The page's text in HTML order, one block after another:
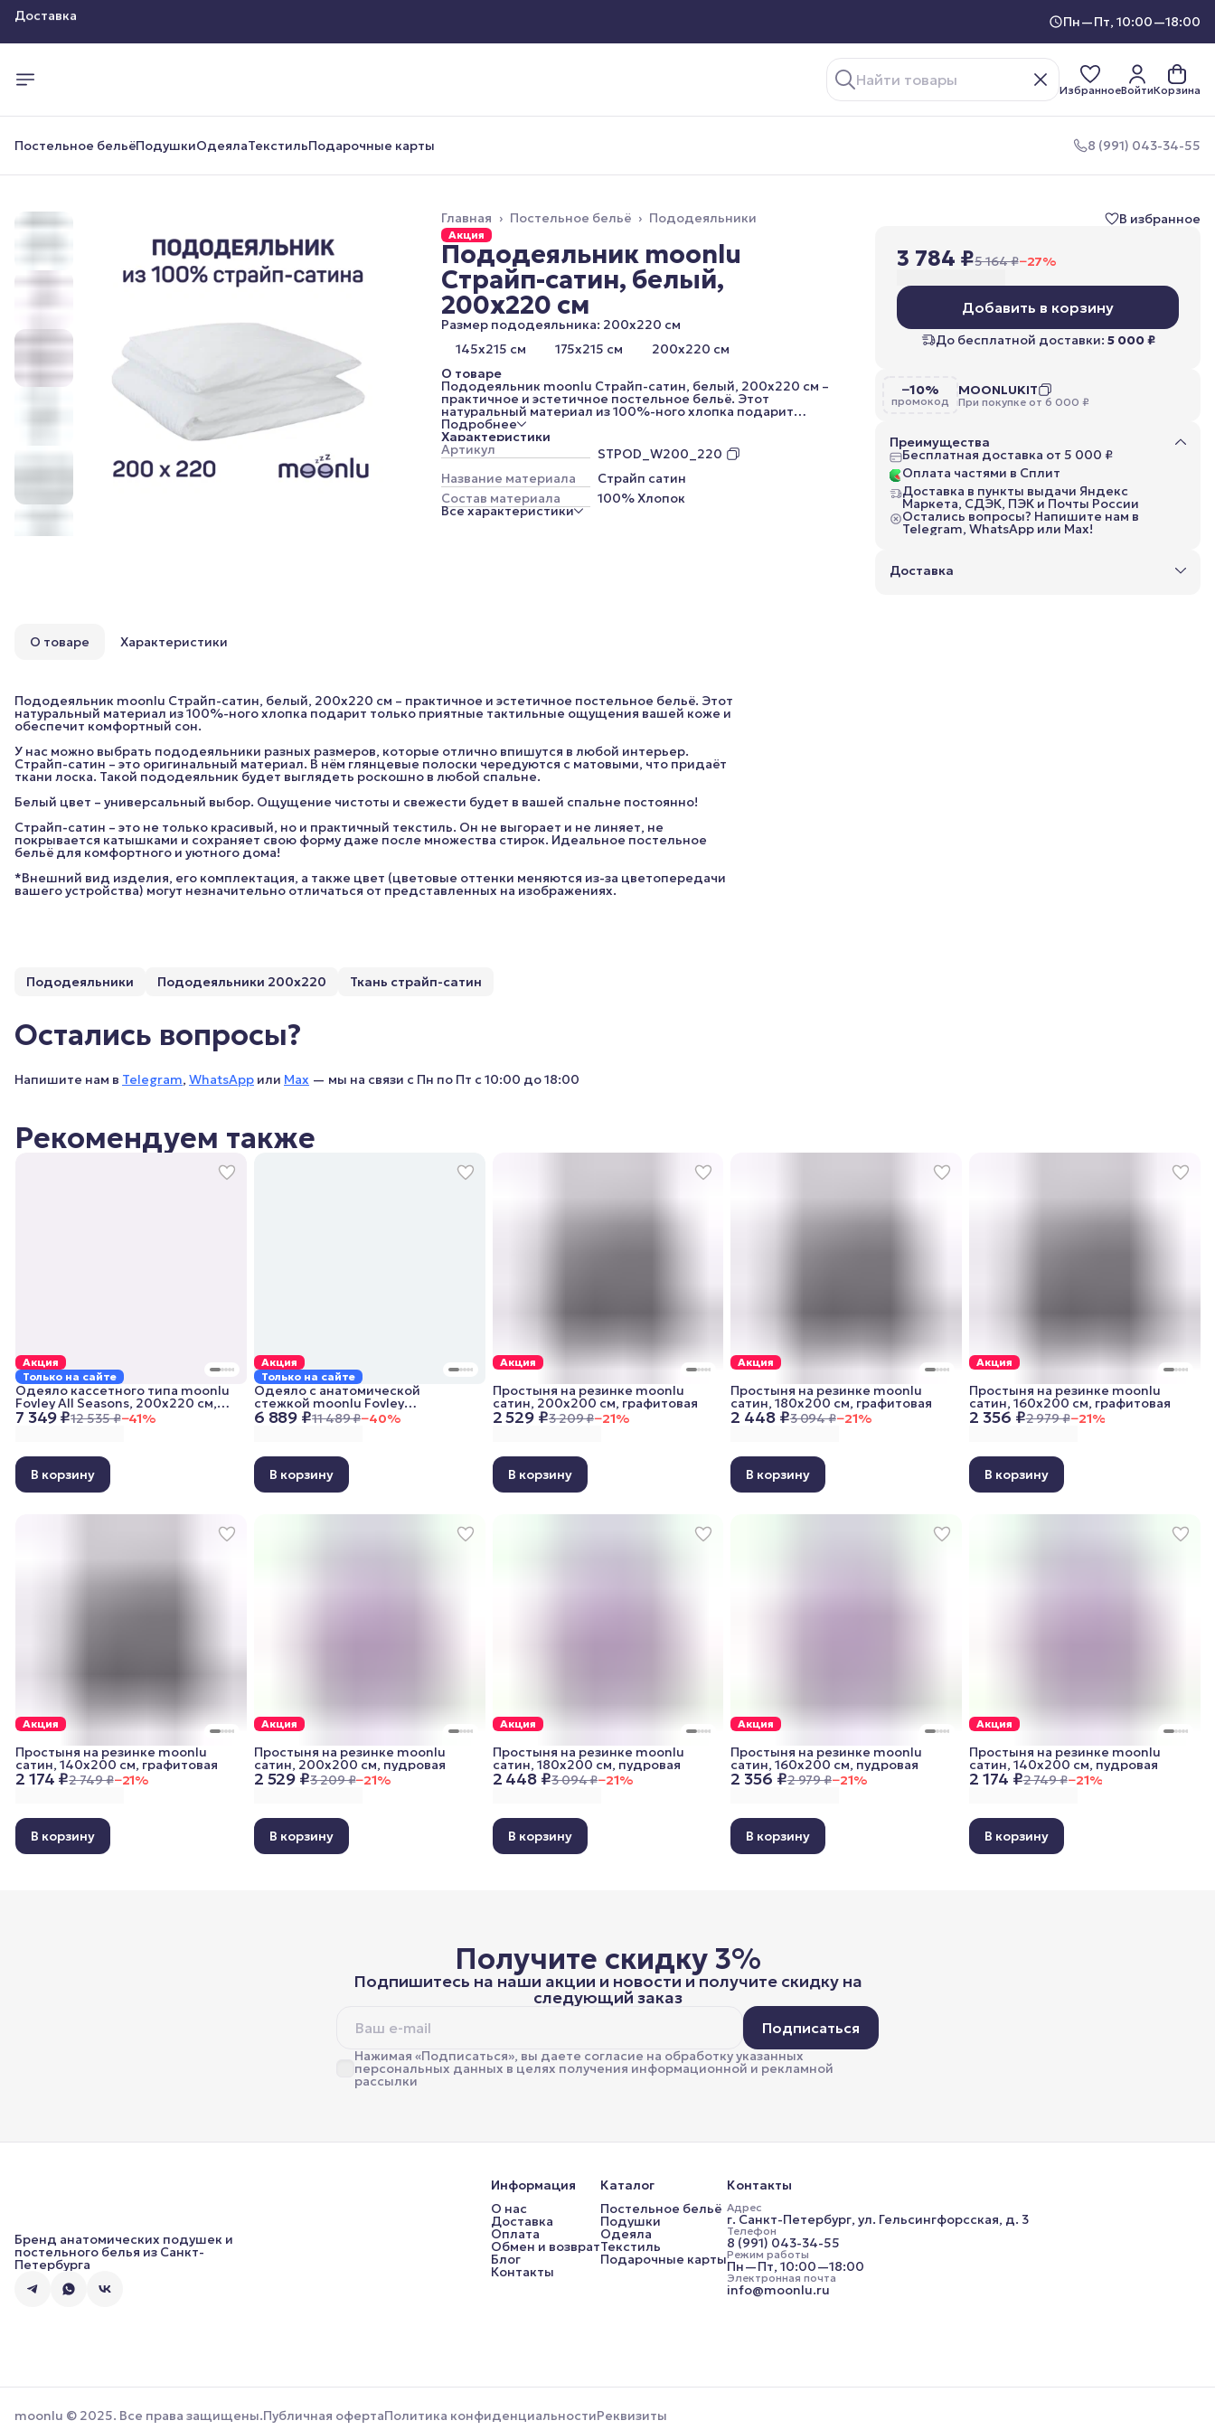
Оплата
Доставка
Пн—Пт, 10:00—18:00
ИзбранноеВойтиКорзина
Постельное бельёПодушкиОдеялаТекстильПодарочные карты 8 (991) 043-34-55
Пододеяльники
Постельное бельё ›
Главная ›
Акция
Пододеяльник moonlu
Cтрайп-сатин, белый,
200x220 см
Размер пододеяльника: 200x220 см
145x215 см
175x215 см
200x220 см
О товаре
Пододеяльник moonlu Cтрайп-сатин, белый, 200x220 см –
практичное и эстетичное постельное бельё. Этот
натуральный материал из 100%-ного хлопка подарит
только приятные тактильные ощущения вашей коже и
обеспечит комфортный сон.
У нас можно выбрать пододеяльники разных размеров,
которые отлично впишутся в любой интерьер. Страйп-
сатин – это оригинальный материал. В нём глянцевые
полоски чередуются с матовыми, что придаёт ткани лоска.
Такой пододеяльник будет выглядеть роскошно в любой
спальне.
Подробнее
Характеристики
Артикул
STPOD_W200_220
Название материала
Страйп сатин
Состав материала
100% Хлопок
Все характеристики
В избранное
3 784 ₽5 164 ₽−27%
Добавить в корзину
До бесплатной доставки: 5 000 ₽
−10%
промокод
MOONLUKIT
При покупке от 6 000 ₽
Преимущества
Бесплатная доставка от 5 000 ₽
Оплата частями в Сплит
Доставка в пункты выдачи Яндекс
Маркета, СДЭК, ПЭК и Почты России
Остались вопросы? Напишите нам в
Telegram, WhatsApp или Max!
Доставка
О товаре Характеристики
Пододеяльник moonlu Cтрайп-сатин, белый, 200x220 см – практичное и эстетичное постельное бельё. Этот
натуральный материал из 100%-ного хлопка подарит только приятные тактильные ощущения вашей коже и
обеспечит комфортный сон.
У нас можно выбрать пододеяльники разных размеров, которые отлично впишутся в любой интерьер.
Страйп-сатин – это оригинальный материал. В нём глянцевые полоски чередуются с матовыми, что придаёт
ткани лоска. Такой пододеяльник будет выглядеть роскошно в любой спальне.
Белый цвет – универсальный выбор. Ощущение чистоты и свежести будет в вашей спальне постоянно!
Страйп-сатин – это не только красивый, но и практичный текстиль. Он не выгорает и не линяет, не
покрывается катышками и сохраняет свою форму даже после множества стирок. Идеальное постельное
бельё для комфортного и уютного дома!
*Внешний вид изделия, его комплектация, а также цвет (цветовые оттенки меняются из-за цветопередачи
вашего устройства) могут незначительно отличаться от представленных на изображениях.
Пододеяльники Пододеяльники 200х220 Ткань страйп-сатин
Остались вопросы?
Напишите нам в Telegram, WhatsApp или Max — мы на связи с Пн по Пт с 10:00 до 18:00
Рекомендуем также
Акция
Только на сайте
7 349 ₽12 535 ₽−41%
Одеяло кассетного типа moonlu
Fovley All Seasons, 200x220 см,
всесезонное
В корзину
Акция
Только на сайте
6 889 ₽11 489 ₽−40%
Одеяло с анатомической
стежкой moonlu Fovley
Lightweight, 200x220 см,
облегченное
В корзину
Акция
2 529 ₽3 209 ₽−21%
Простыня на резинке moonlu
сатин, 200x200 см, графитовая
В корзину
Акция
2 448 ₽3 094 ₽−21%
Простыня на резинке moonlu
сатин, 180x200 см, графитовая
В корзину
Акция
2 356 ₽2 979 ₽−21%
Простыня на резинке moonlu
сатин, 160x200 см, графитовая
В корзину
Акция
2 174 ₽2 749 ₽−21%
Простыня на резинке moonlu
сатин, 140x200 см, графитовая
В корзину
Акция
2 529 ₽3 209 ₽−21%
Простыня на резинке moonlu
сатин, 200x200 см, пудровая
В корзину
Акция
2 448 ₽3 094 ₽−21%
Простыня на резинке moonlu
сатин, 180x200 см, пудровая
В корзину
Акция
2 356 ₽2 979 ₽−21%
Простыня на резинке moonlu
сатин, 160x200 см, пудровая
В корзину
Акция
2 174 ₽2 749 ₽−21%
Простыня на резинке moonlu
сатин, 140x200 см, пудровая
В корзину
Получите скидку 3%
Подпишитесь на наши акции и новости и получите скидку на
следующий заказ
Подписаться
Нажимая «Подписаться», вы даете согласие на обработку указанных
персональных данных в целях получения информационной и рекламной
рассылки
Бренд анатомических подушек и
постельного белья из Санкт-
Петербурга
Информация
О нас
Доставка
Оплата
Обмен и возврат
Блог
Контакты
Каталог
Постельное бельё
Подушки
Одеяла
Текстиль
Подарочные карты
Контакты
Адрес
г. Санкт-Петербург, ул. Гельсингфорсская, д. 3
Телефон
8 (991) 043-34-55
Режим работы
Пн—Пт, 10:00—18:00
Электронная почта
info@moonlu.ru
moonlu © 2025. Все права защищены.Публичная офертаПолитика конфиденциальностиРеквизиты